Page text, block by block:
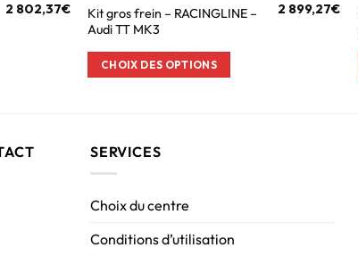
2 802,37€
Kit gros frein – RACINGLINE –
Audi TT MK3
2 899,27€
CHOIX DES OPTIONS
SERVICES
Choix du centre
Conditions d’utilisation